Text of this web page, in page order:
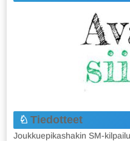
Tiedotteet
Joukkuepikashakin SM-